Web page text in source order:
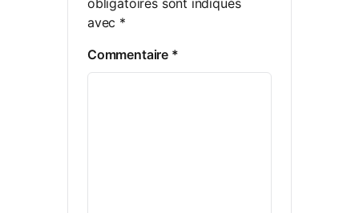
obligatoires sont indiqués
avec *
Commentaire *